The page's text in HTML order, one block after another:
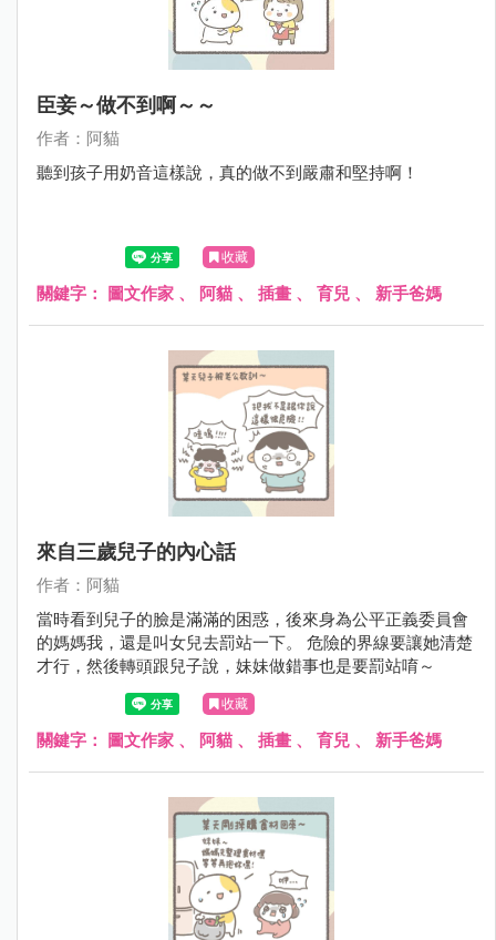
臣妾～做不到啊～～
作者：阿貓
聽到孩子用奶音這樣說，真的做不到嚴肅和堅持啊！
收藏
關鍵字： 圖文作家 、 阿貓 、 插畫 、 育兒 、 新手爸媽
來自三歲兒子的內心話
作者：阿貓
當時看到兒子的臉是滿滿的困惑，後來身為公平正義委員會
的媽媽我，還是叫女兒去罰站一下。 危險的界線要讓她清楚
才行，然後轉頭跟兒子說，妹妹做錯事也是要罰站唷～
收藏
關鍵字： 圖文作家 、 阿貓 、 插畫 、 育兒 、 新手爸媽